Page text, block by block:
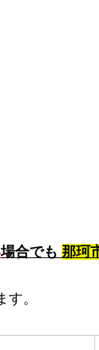
場合でも 那珂
。